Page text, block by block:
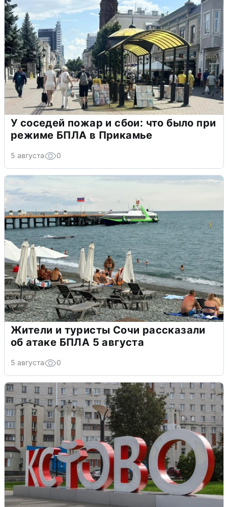
У соседей пожар и сбои: что было при
режиме БПЛА в Прикамье
5 августа 0
Жители и туристы Сочи рассказали
об атаке БПЛА 5 августа
5 августа 0